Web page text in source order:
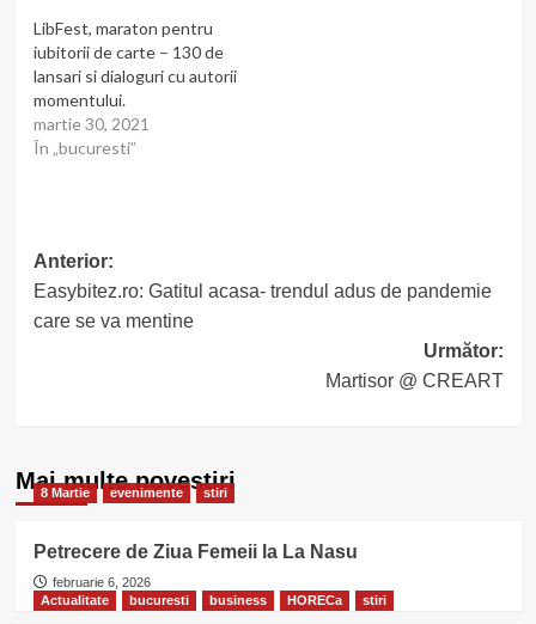
LibFest, maraton pentru
iubitorii de carte – 130 de
lansari si dialoguri cu autorii
momentului.
martie 30, 2021
În „bucuresti”
Post
navigation
Anterior:
Easybitez.ro: Gatitul acasa- trendul adus de pandemie
care se va mentine
Următor:
Martisor @ CREART
Mai multe povestiri
8 Martie evenimente stiri
Petrecere de Ziua Femeii la La Nasu
februarie 6, 2026
Actualitate
bucuresti business HORECa stiri